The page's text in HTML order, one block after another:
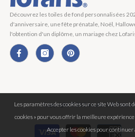
Découvrez les toiles de fond personnalisées
d'anniversaire, une fête prénatale, Noël,
l'obtention d'un diplôme, un mariage chez
Copyright © 2026 Lofaris® Tous
Moyens
Les paramètres des cookies sur ce site Web sont
cookies » pour vous offrir la meilleure
Accepter les cookies pour continuer